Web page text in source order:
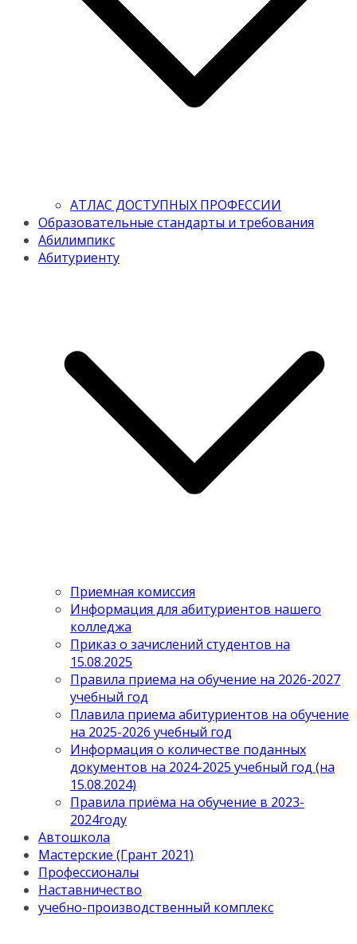
АТЛАС ДОСТУПНЫХ ПРОФЕССИИ
Образовательные стандарты и требования
Абилимпикс
Абитуриенту
Приемная комиссия
Информация для абитуриентов нашего
колледжа
Приказ о зачислений студентов на
15.08.2025
Правила приема на обучение на 2026-2027
учебный год
Плавила приема абитуриентов на обучение
на 2025-2026 учебный год
Информация о количестве поданных
документов на 2024-2025 учебный год (на
15.08.2024)
Правила приёма на обучение в 2023-
2024году
Автошкола
Мастерские (Грант 2021)
Профессионалы
Наставничество
учебно-производственный комплекс